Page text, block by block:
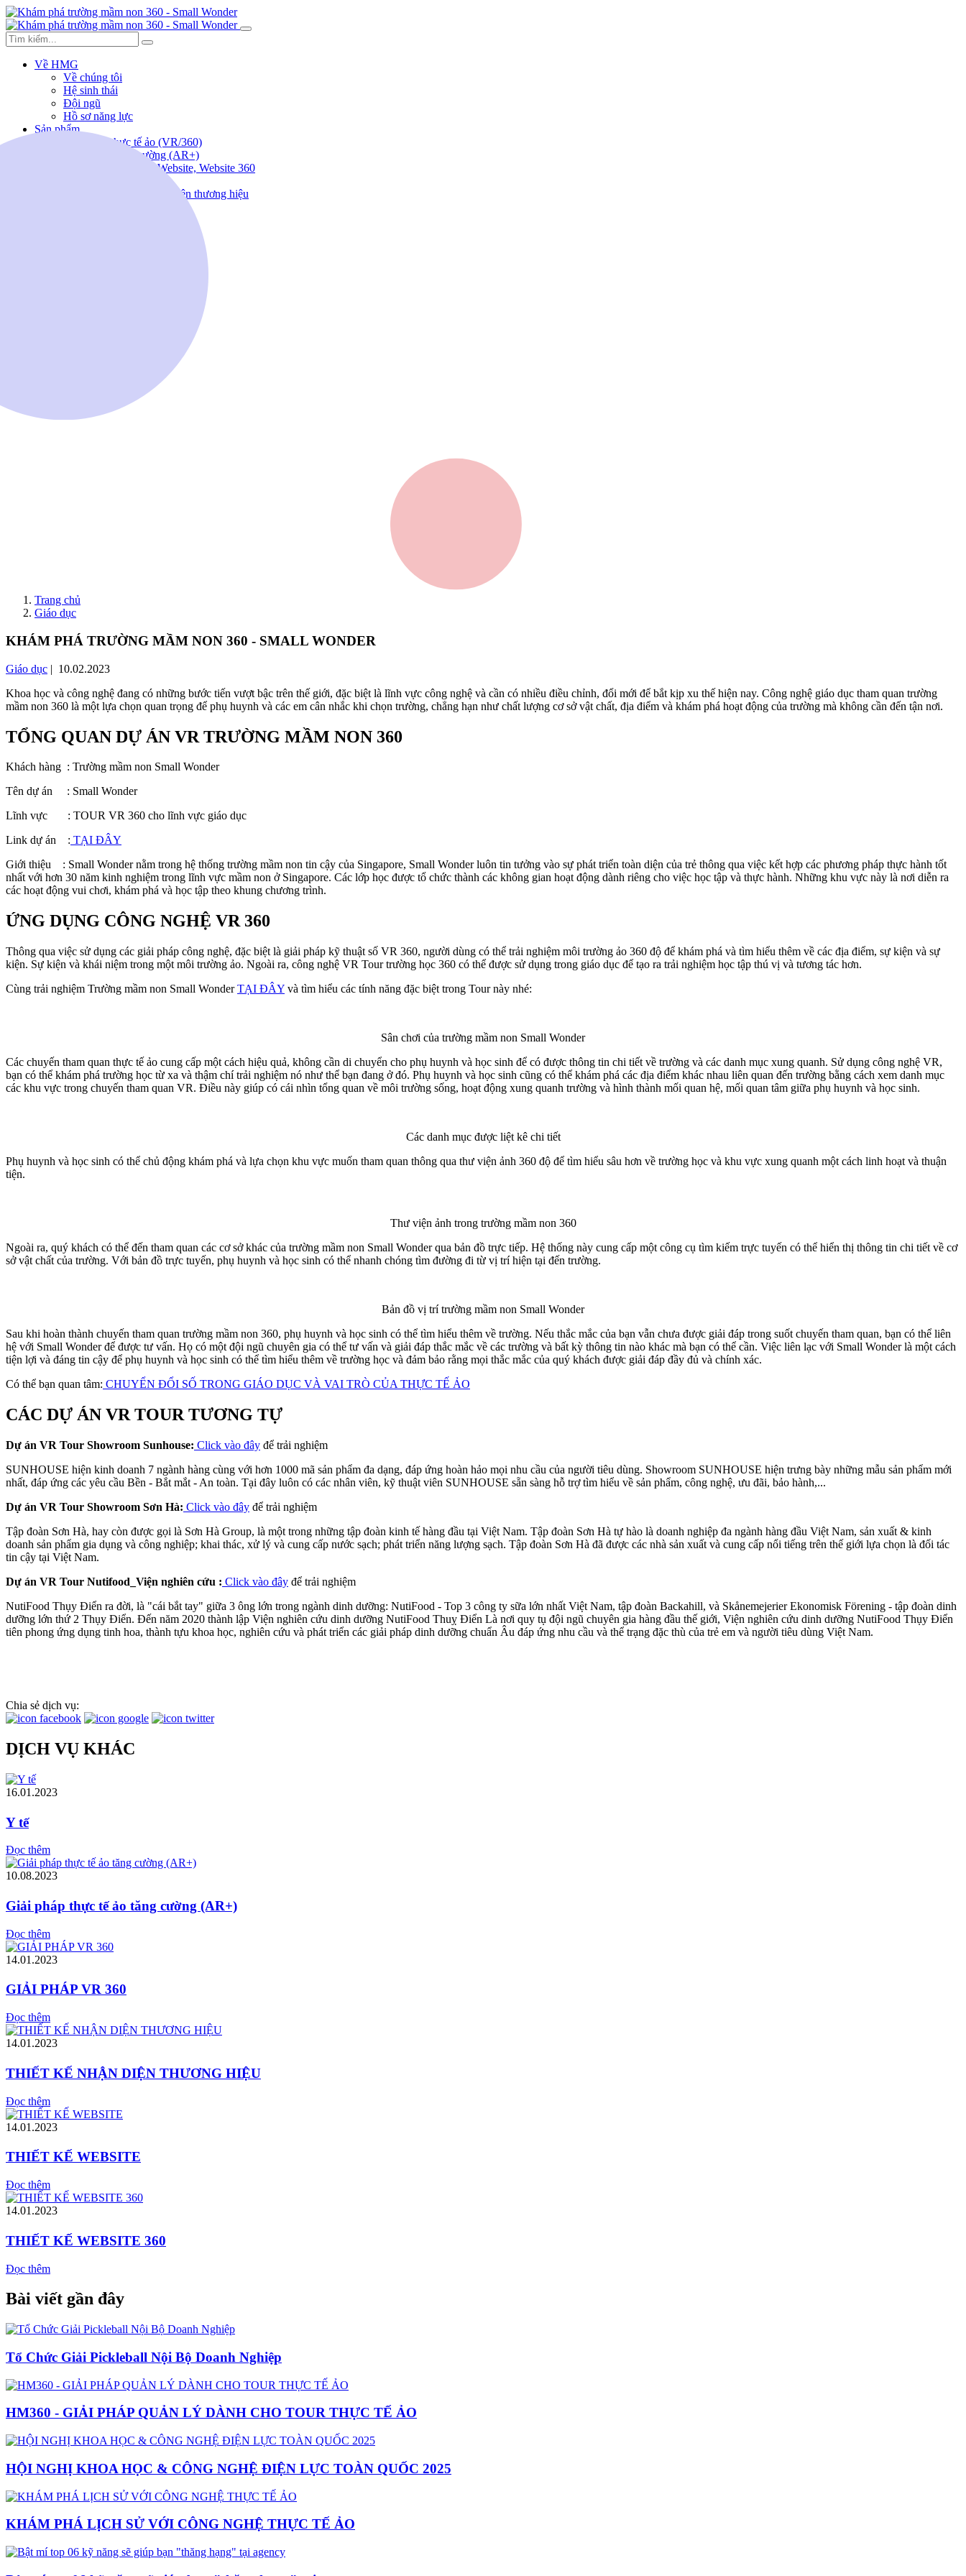
Về HMG
Về chúng tôi
Hệ sinh thái
Đội ngũ
Hồ sơ năng lực
Sản phẩm
Giải pháp thực tế ảo (VR/360)
Thực tế ảo tăng cường (AR+)
Lập trình ứng dụng, Website, Website 360
Thiết kế sáng tạo, nhận diện thương hiệu
Trang chủ
Giáo dục
KHÁM PHÁ TRƯỜNG MẦM NON 360 - SMALL WONDER
Giáo dục | 10.02.2023
Khoa học và công nghệ đang có những bước tiến vượt bậc trên thế giới, đặc biệt là lĩnh vực công nghệ và cần có nhiều điều chỉnh, đổi mới để bắt kịp xu thế hiện nay. Công nghệ giáo dục tham quan trường
mầm non 360 là một lựa chọn quan trọng để phụ huynh và các em cân nhắc khi chọn trường, chẳng hạn như chất lượng cơ sở vật chất, địa điểm và khám phá hoạt động của trường mà không cần đến tận nơi.
TỔNG QUAN DỰ ÁN VR TRƯỜNG MẦM NON 360
Khách hàng : Trường mầm non Small Wonder
Tên dự án : Small Wonder
Lĩnh vực : TOUR VR 360 cho lĩnh vực giáo dục
Link dự án : TẠI ĐÂY
Giới thiệu : Small Wonder nằm trong hệ thống trường mầm non tin cậy của Singapore, Small Wonder luôn tin tưởng vào sự phát triển toàn diện của trẻ thông qua việc kết hợp các phương pháp thực hành tốt
nhất với hơn 30 năm kinh nghiệm trong lĩnh vực mầm non ở Singapore. Các lớp học được tổ chức thành các không gian hoạt động dành riêng cho việc học tập và thực hành. Những khu vực này là nơi diễn ra
các hoạt động vui chơi, khám phá và học tập theo khung chương trình.
ỨNG DỤNG CÔNG NGHỆ VR 360
Thông qua việc sử dụng các giải pháp công nghệ, đặc biệt là giải pháp kỹ thuật số VR 360, người dùng có thể trải nghiệm môi trường ảo 360 độ để khám phá và tìm hiểu thêm về các địa điểm, sự kiện và sự
kiện. Sự kiện và khái niệm trong một môi trường ảo. Ngoài ra, công nghệ VR Tour trường học 360 có thể được sử dụng trong giáo dục để tạo ra trải nghiệm học tập thú vị và tương tác hơn.
Cùng trải nghiệm Trường mầm non Small WonderTẠI ĐÂY và tìm hiểu các tính năng đặc biệt trong Tour này nhé:
Sân chơi của trường mầm non Small Wonder
Các chuyến tham quan thực tế ảo cung cấp một cách hiệu quả, không cần di chuyển cho phụ huynh và học sinh để có được thông tin chi tiết về trường và các danh mục xung quanh. Sử dụng công nghệ VR,
bạn có thể khám phá trường học từ xa và thậm chí trải nghiệm nó như thể bạn đang ở đó. Phụ huynh và học sinh cũng có thể khám phá các địa điểm khác nhau liên quan đến trường bằng cách xem danh mục
các khu vực trong chuyến tham quan VR. Điều này giúp có cái nhìn tổng quan về môi trường sống, hoạt động xung quanh trường và hình thành mối quan hệ, mối quan tâm giữa phụ huynh và học sinh.
Các danh mục được liệt kê chi tiết
Phụ huynh và học sinh có thể chủ động khám phá và lựa chọn khu vực muốn tham quan thông qua thư viện ảnh 360 độ để tìm hiểu sâu hơn về trường học và khu vực xung quanh một cách linh hoạt và thuận
tiện.
Thư viện ảnh trong trường mầm non 360
Ngoài ra, quý khách có thể đến tham quan các cơ sở khác của trường mầm non Small Wonder qua bản đồ trực tiếp. Hệ thống này cung cấp một công cụ tìm kiếm trực tuyến có thể hiển thị thông tin chi tiết về cơ
sở vật chất của trường. Với bản đồ trực tuyến, phụ huynh và học sinh có thể nhanh chóng tìm đường đi từ vị trí hiện tại đến trường.
Bản đồ vị trí trường mầm non Small Wonder
Sau khi hoàn thành chuyến tham quan trường mầm non 360, phụ huynh và học sinh có thể tìm hiểu thêm về trường. Nếu thắc mắc của bạn vẫn chưa được giải đáp trong suốt chuyến tham quan, bạn có thể liên
hệ với Small Wonder để được tư vấn. Họ có một đội ngũ chuyên gia có thể tư vấn và giải đáp thắc mắc về các trường và bất kỳ thông tin nào khác mà bạn có thể cần. Việc liên lạc với Small Wonder là một cách
tiện lợi và đáng tin cậy để phụ huynh và học sinh có thể tìm hiểu thêm về trường học và đảm bảo rằng mọi thắc mắc của quý khách được giải đáp đầy đủ và chính xác.
Có thể bạn quan tâm: CHUYỂN ĐỔI SỐ TRONG GIÁO DỤC VÀ VAI TRÒ CỦA THỰC TẾ ẢO
CÁC DỰ ÁN VR TOUR TƯƠNG TỰ
Dự án VR Tour Showroom Sunhouse: Click vào đây để trải nghiệm
SUNHOUSE hiện kinh doanh 7 ngành hàng cùng với hơn 1000 mã sản phẩm đa dạng, đáp ứng hoàn hảo mọi nhu cầu của người tiêu dùng. Showroom SUNHOUSE hiện trưng bày những mẫu sản phẩm mới
nhất, đáp ứng các yêu cầu Bền - Bắt mắt - An toàn. Tại đây luôn có các nhân viên, kỹ thuật viên SUNHOUSE sẵn sàng hỗ trợ tìm hiểu về sản phẩm, công nghệ, ưu đãi, bảo hành,...
Dự án VR Tour Showroom Sơn Hà: Click vào đây để trải nghiệm
Tập đoàn Sơn Hà, hay còn được gọi là Sơn Hà Group, là một trong những tập đoàn kinh tế hàng đầu tại Việt Nam. Tập đoàn Sơn Hà tự hào là doanh nghiệp đa ngành hàng đầu Việt Nam, sản xuất & kinh
doanh sản phẩm gia dụng và công nghiệp; khai thác, xử lý và cung cấp nước sạch; phát triển năng lượng sạch. Tập đoàn Sơn Hà đã được các nhà sản xuất và cung cấp nổi tiếng trên thế giới lựa chọn là đối tác
tin cậy tại Việt Nam.
Dự án VR Tour Nutifood_Viện nghiên cứu : Click vào đây để trải nghiệm
NutiFood Thụy Điển ra đời, là "cái bắt tay" giữa 3 ông lớn trong ngành dinh dưỡng: NutiFood - Top 3 công ty sữa lớn nhất Việt Nam, tập đoàn Backahill, và Skånemejerier Ekonomisk Förening - tập đoàn dinh
dưỡng lớn thứ 2 Thụy Điển. Đến năm 2020 thành lập Viện nghiên cứu dinh dưỡng NutiFood Thuỵ Điển Là nơi quy tụ đội ngũ chuyên gia hàng đầu thế giới, Viện nghiên cứu dinh dưỡng NutiFood Thụy Điển
tiên phong ứng dụng tinh hoa, thành tựu khoa học, nghiên cứu và phát triển các giải pháp dinh dưỡng chuẩn Âu đáp ứng nhu cầu và thể trạng đặc thù của trẻ em và người tiêu dùng Việt Nam.
Chia sẻ dịch vụ:
DỊCH VỤ KHÁC
16.01.2023
Y tế
Đọc thêm
10.08.2023
Giải pháp thực tế ảo tăng cường (AR+)
Đọc thêm
14.01.2023
GIẢI PHÁP VR 360
Đọc thêm
14.01.2023
THIẾT KẾ NHẬN DIỆN THƯƠNG HIỆU
Đọc thêm
14.01.2023
THIẾT KẾ WEBSITE
Đọc thêm
14.01.2023
THIẾT KẾ WEBSITE 360
Đọc thêm
Bài viết gần đây
Tổ Chức Giải Pickleball Nội Bộ Doanh Nghiệp
HM360 - GIẢI PHÁP QUẢN LÝ DÀNH CHO TOUR THỰC TẾ ẢO
HỘI NGHỊ KHOA HỌC & CÔNG NGHỆ ĐIỆN LỰC TOÀN QUỐC 2025
KHÁM PHÁ LỊCH SỬ VỚI CÔNG NGHỆ THỰC TẾ ẢO